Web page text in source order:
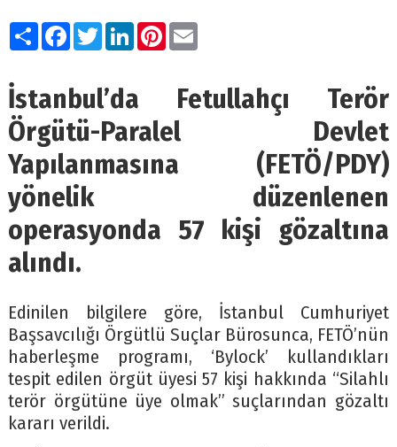
PaylaşFacebook
TwitterLinkedIn
Pinterest
Email
İstanbul’da Fetullahçı Terör
Örgütü-Paralel Devlet
Yapılanmasına (FETÖ/PDY)
yönelik düzenlenen
operasyonda 57 kişi gözaltına
alındı.
Edinilen bilgilere göre, İstanbul Cumhuriyet
Başsavcılığı Örgütlü Suçlar Bürosunca, FETÖ’nün
haberleşme programı, ‘Bylock’ kullandıkları
tespit edilen örgüt üyesi 57 kişi hakkında “Silahlı
terör örgütüne üye olmak” suçlarından gözaltı
kararı verildi.